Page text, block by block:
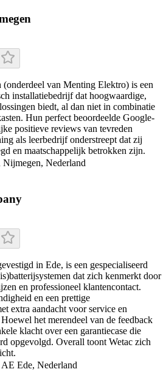
van Menting Elektro) is een
installatiebedrijf dat hoogwaardige,
biedt, al dan niet in combinatie
Hun perfect beoordeelde Google-
positieve reviews van tevreden
als leerbedrijf onderstreept dat zij
en maatschappelijk betrokken zijn.
Nederland
in Ede, is een gespecialiseerd
dat zich kenmerkt door
en professioneel klantencontact.
en een prettige
extra aandacht voor service en
het merendeel van de feedback
klacht over een garantiecase die
opgevolgd. Overall toont Wetac zich
Ede, Nederland